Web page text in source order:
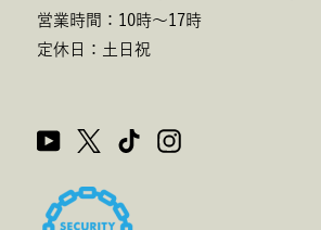
営業時間：10時～17時
定休日：土日祝